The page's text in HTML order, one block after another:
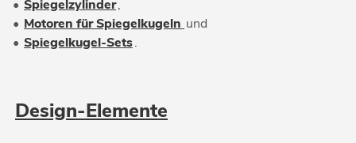
• Spiegelzylinder,
• Motoren für Spiegelkugeln und
• Spiegelkugel-Sets.
Design-Elemente